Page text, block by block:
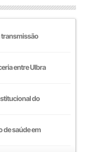
transmissão
entre Ulbra
do
de saúde em